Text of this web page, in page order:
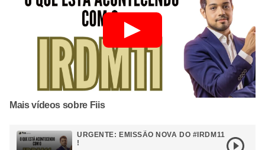
Mais vídeos sobre Fiis
URGENTE: EMISSÃO NOVA DO #IRDM11
!